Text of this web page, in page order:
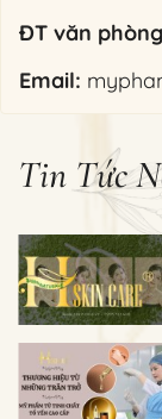
ĐT văn
Email:
Tin Tức